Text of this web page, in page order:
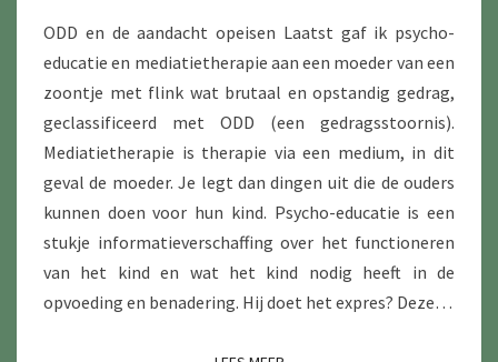
T
I
E
V
E
A
A
N
D
A
E
S
ODD en de aandacht opeisen Laatst gaf ik psycho-
educatie en mediatietherapie aan een moeder van een
zoontje met flink wat brutaal en opstandig gedrag,
geclassificeerd met ODD (een gedragsstoornis).
Mediatietherapie is therapie via een medium, in dit
geval de moeder. Je legt dan dingen uit die de ouders
kunnen doen voor hun kind. Psycho-educatie is een
stukje informatieverschaffing over het functioneren
van het kind en wat het kind nodig heeft in de
opvoeding en benadering. Hij doet het expres? Deze…